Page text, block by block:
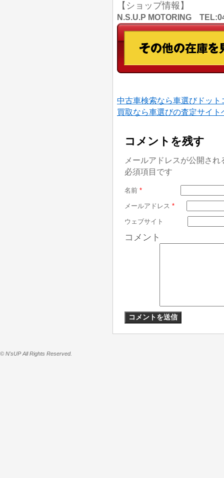
【ショップ情報】
N.S.U.P MOTORING
中古車検索なら車選びドット
買取なら車選びの査定サイト
コメントを残す
メールアドレスが公開さ
必須項目です
名前 *
メールアドレス *
ウェブサイト
コメント
© N'sUP All Rights Reserved.